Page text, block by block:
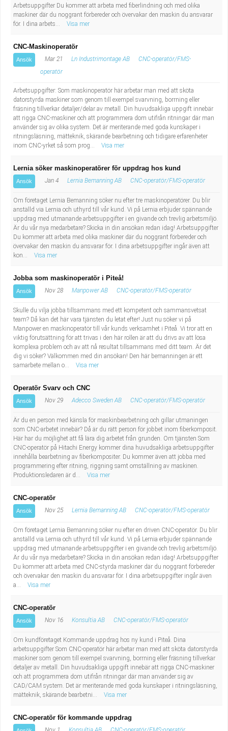
Arbetsuppgifter Du kommer att arbeta med fiberlindning och med olika
maskiner där du noggrant förbereder och övervakar den maskin du ansvarar
för. I dina arbets...
Visa mer
CNC-Maskinoperatör
Ansök Mar 21 Ln Industrimontage AB
CNC-operatör/FMS-
operatör
Arbetsuppgifter: Som maskinoperatör här arbetar man med att sköta
datorstyrda maskiner som genom till exempel svarvning, borrning eller
fräsning tillverkar detaljer/delar av metall. Din huvudsakliga uppgift innebär
att rigga CNC-maskiner och att programmera dom utifrån ritningar där man
använder sig av olika system. Det är meriterande med goda kunskaper i
ritningsläsning, mätteknik, skärande bearbetning och tidigare erfarenheter
inom CNC-yrket så som prog...
Visa mer
Lernia söker maskinoperatörer för uppdrag hos kund
Ansök Jan 4 Lernia Bemanning AB CNC-operatör/FMS-operatör
Om företaget Lernia Bemanning söker nu efter tre maskinoperatörer. Du blir
anställd via Lernia och uthyrd till vår kund. Vi på Lernia erbjuder spännande
uppdrag med utmanande arbetsuppgifter i en givande och trevlig arbetsmiljö.
Är du vår nya medarbetare? Skicka in din ansökan redan idag! Arbetsuppgifter
Du kommer att arbeta med olika maskiner där du noggrant förbereder och
övervakar den maskin du ansvarar för. I dina arbetsuppgifter ingår även att
kon...
Visa mer
Jobba som maskinoperatör i Piteå!
Ansök Nov 28 Manpower AB CNC-operatör/FMS-operatör
Skulle du vilja jobba tillsammans med ett kompetent och sammansvetsat
team? Då kan det här vara tjänsten du letat efter! Just nu söker vi på
Manpower en maskinoperatör till vår kunds verksamhet i Piteå. Vi tror att en
viktig förutsättning för att trivas i den här rollen är att du drivs av att lösa
komplexa problem och av att nå resultat tillsammans med ditt team. Är det
dig vi söker? Välkommen med din ansökan! Den här bemanningen är ett
samarbete mellan o...
Visa mer
Operatör Svarv och CNC
Ansök Nov 29 Adecco Sweden AB CNC-operatör/FMS-operatör
Är du en person med känsla för maskinbearbetning och gillar utmaningen
som CNC-arbetet innebär? Då är du rätt person för jobbet inom fiberkomposit.
Här har du möjlighet att få lära dig arbetet från grunden. Om tjänsten Som
CNC-operatör på Hitachi Energy kommer dina huvudsakliga arbetsuppgifter
innehålla bearbetning av fiberkompositer. Du kommer även att jobba med
programmering efter ritning, riggning samt omställning av maskinen.
Produktionsledaren är d...
Visa mer
CNC-operatör
Ansök Nov 25 Lernia Bemanning AB CNC-operatör/FMS-operatör
Om företaget Lernia Bemanning söker nu efter en driven CNC-operatör. Du blir
anställd via Lernia och uthyrd till vår kund. Vi på Lernia erbjuder spännande
uppdrag med utmanande arbetsuppgifter i en givande och trevlig arbetsmiljö.
Är du vår nya medarbetare? Skicka in din ansökan redan idag! Arbetsuppgifter
Du kommer att arbeta med CNC-styrda maskiner där du noggrant förbereder
och övervakar den maskin du ansvarar för. I dina arbetsuppgifter ingår även
a...
Visa mer
CNC-operatör
Ansök Nov 16 Konsultia AB CNC-operatör/FMS-operatör
Om kundföretaget Kommande uppdrag hos ny kund i Piteå. Dina
arbetsuppgifter Som CNC-operatör här arbetar man med att sköta datorstyrda
maskiner som genom till exempel svarvning, borrning eller fräsning tillverkar
detaljer av metall. Din huvudsakliga uppgift innebär att rigga CNC-maskiner
och att programmera dom utifrån ritningar där man använder sig av
CAD/CAM system. Det är meriterande med goda kunskaper i ritningsläsning,
mätteknik, skärande bearbetni...
Visa mer
CNC-operatör för kommande uppdrag